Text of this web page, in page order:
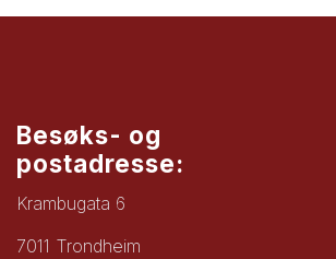
Besøks- og
postadresse:
Krambugata 6
7011 Trondheim